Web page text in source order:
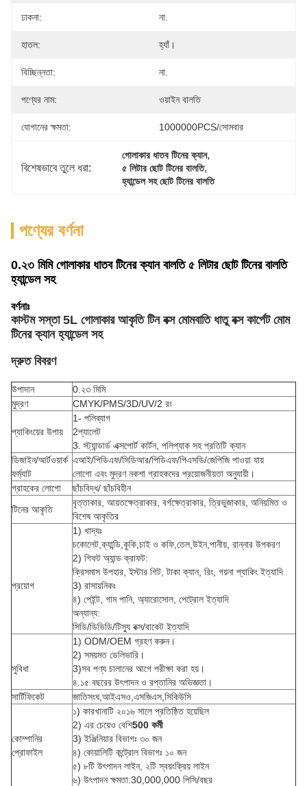
ঢাকনা: না.
হাতল: হ্যাঁ।
বিচ্ছিন্নতা: না.
পণ্যের নাম: ওয়াইন বালতি
যোগানের ক্ষমতা: 1000000PCS/সোমবার
বিশেষভাবে তুলে ধরা:
গোলাকার ধাতব টিনের ক্যান,
৫ লিটার ছোট টিনের বালতি,
হ্যান্ডেল সহ ছোট টিনের বালতি
পণ্যের বর্ণনা
0.২৩ মিমি গোলাকার ধাতব টিনের ক্যান বালতি ৫ লিটার ছোট টিনের বালতি
হ্যান্ডেল সহ
বর্ণনাঃ
কাস্টম সস্তা 5L গোলাকার আকৃতি টিন বক্স মোমবাতি ধাতু বক্স কার্পেট মোম
টিনের ক্যান হ্যান্ডেল সহ
দ্রুত বিবরণ
উপাদান
0.২৩ মিমি
মুদ্রণ
CMYK/PMS/3D/UV/2 রং
প্যাকিংয়ের উপায়
1- পলিব্যাগ
2প্যালেট
3. স্ট্যান্ডার্ড এক্সপোর্ট কার্টন, পলিপ্যাক সহ প্রতিটি ক্যান
ডিজাইন/আর্টওয়ার্ক
ফর্ম্যাট
এআই/পিডিএফ/সিডিআর/পিডিএফ/পিএসডি/জেপিজি পাওয়া যায়
লোগো এবং মুদ্রণ নকশা গ্রাহকদের প্রয়োজনীয়তা অনুযায়ী।
গ্রাহকের লোগো
ছাঁচবিদ্ধ/ ছাঁচবিহীন
টিনের আকৃতি
বৃত্তাকার, আয়তক্ষেত্রাকার, বর্গক্ষেত্রাকার, ত্রিভুজাকার, অনিয়মিত ও
বিশেষ আকৃতির
প্রয়োগ
1) খাদ্যঃ
চকোলেট,ক্যান্ডি,কুকি,চাই ও কফি,তেল,উইন,পানীয়, রান্নার উপকরণ
2) গিফট অ্যান্ড ক্রাফট:
ক্রিসমাস উপহার, ইস্টার গিট, টাকা ক্যান, রিং, গয়না প্যাকিং ইত্যাদি
3) রাসায়নিকঃ
৪) পেইন্ট, গাম পানি, অ্যারোসোল, পেট্রোল ইত্যাদি
অন্যান্য:
সিডি/ডিভিডি/টিস্যু বক্স/বাকেট ইত্যাদি
সুবিধা
1) ODM/OEM গ্রহণ করুন।
2) সময়মত ডেলিভারি।
3)সব পণ্য চালানের আগে পরীক্ষা করা হয়।
৪.১৫ বছরের উৎপাদন ও রপ্তানির অভিজ্ঞতা।
সার্টিফিকেট
জাতিসংঘ,আইএসও,এসজিএস,সিকিউসি
কোম্পানির
প্রোফাইল
১) কারখানাটি ২০১৬ সালে প্রতিষ্ঠিত হয়েছিল
2) এর চেয়েও বেশি500 কর্মী
3) ইঞ্জিনিয়ার বিভাগঃ ৩০ জন
৪) কোয়ালিটি কন্ট্রোল বিভাগঃ ১০ জন
৫) ৮টি উৎপাদন লাইন, ২টি স্বয়ংক্রিয় লাইন
৬) উৎপাদন ক্ষমতা:30,000,000 পিসি/বছর